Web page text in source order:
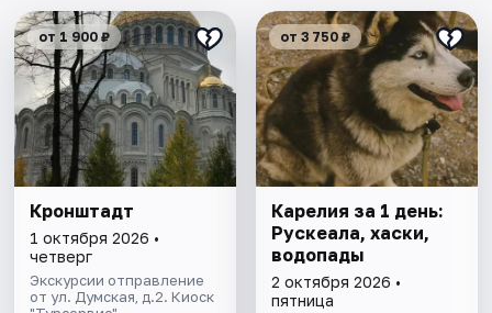
от 1 900 ₽
Кронштадт
1 октября 2026 •
четверг
Экскурсии отправление
от ул. Думская, д.2. Киоск
от 3 750 ₽
Карелия за 1 день:
Рускеала, хаски,
водопады
2 октября 2026 •
пятница